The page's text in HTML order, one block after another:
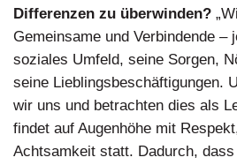
Differenzen zu überwinden?
Gemeinsame und Verbindende –
soziales Umfeld, seine Sorgen,
seine Lieblingsbeschäftigungen.
wir uns und betrachten dies als
findet auf Augenhöhe mit
Achtsamkeit statt. Dadurch,